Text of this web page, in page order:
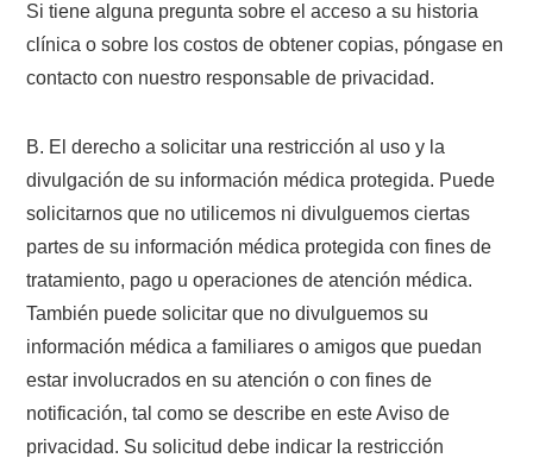
Si tiene alguna pregunta sobre el acceso a su historia
clínica o sobre los costos de obtener copias, póngase en
contacto con nuestro responsable de privacidad.
B. El derecho a solicitar una restricción al uso y la
divulgación de su información médica protegida. Puede
solicitarnos que no utilicemos ni divulguemos ciertas
partes de su información médica protegida con fines de
tratamiento, pago u operaciones de atención médica.
También puede solicitar que no divulguemos su
información médica a familiares o amigos que puedan
estar involucrados en su atención o con fines de
notificación, tal como se describe en este Aviso de
privacidad. Su solicitud debe indicar la restricción